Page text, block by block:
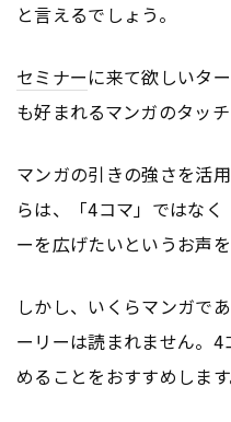
と言えるでしょう。
セミナーに来て欲しいタ
も好まれるマンガのタッチ
マンガの引きの強さを活
らは、「4コマ」ではな
ーを広げたいというお声
しかし、いくらマンガで
ーリーは読まれません。
めることをおすすめします